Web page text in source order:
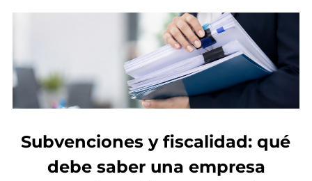
Subvenciones y fiscalidad: qué
debe saber una empresa